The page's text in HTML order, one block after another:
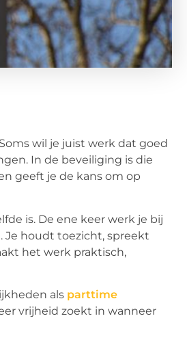
wil je juist werk dat goed
In de beveiliging is die
geeft je de kans om op
is. De ene keer werk je bij
Je houdt toezicht, spreekt
het werk praktisch,
als parttime
vrijheid zoekt in wanneer